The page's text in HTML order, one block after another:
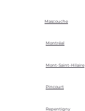
Mascouche
Montréal
Mont-Saint-Hilaire
Pincourt
Repentigny